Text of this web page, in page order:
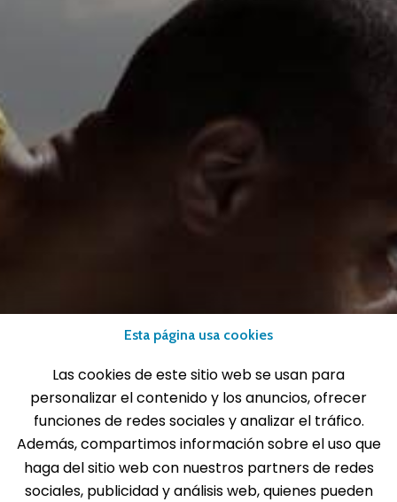
Esta página usa cookies
Las cookies de este sitio web se usan para
personalizar el contenido y los anuncios, ofrecer
funciones de redes sociales y analizar el tráfico.
Además, compartimos información sobre el uso que
haga del sitio web con nuestros partners de redes
sociales, publicidad y análisis web, quienes pueden